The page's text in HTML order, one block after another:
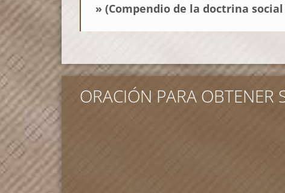
» (Compendio de la doctrina
ORACIÓN PARA OBTENER